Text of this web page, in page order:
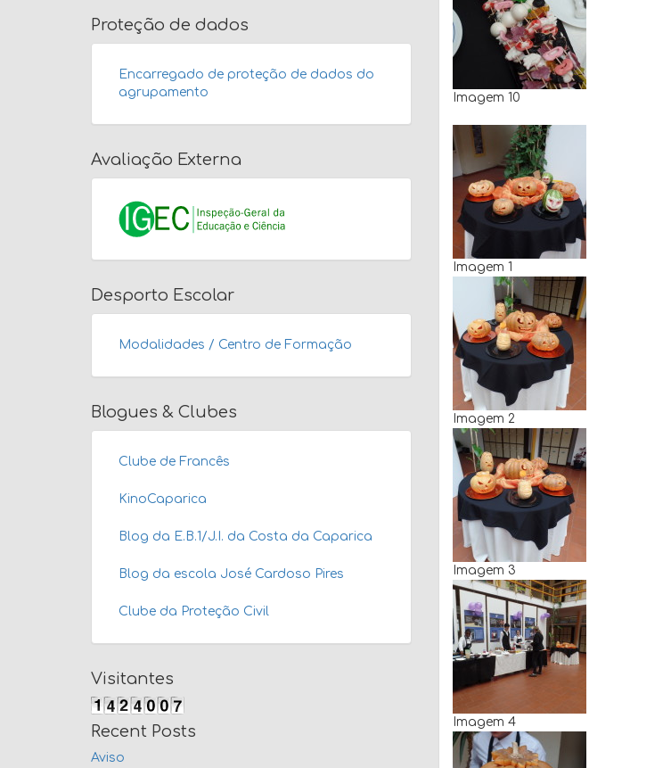
Imagem 10
Imagem 1
Imagem 2
Imagem 3
Imagem 4
Proteção de dados
Encarregado de proteção de dados do
agrupamento
Avaliação Externa
Desporto Escolar
Modalidades / Centro de Formação
Blogues & Clubes
Clube de Francês
KinoCaparica
Blog da E.B.1/J.I. da Costa da Caparica
Blog da escola José Cardoso Pires
Clube da Proteção Civil
Visitantes
Recent Posts
Aviso